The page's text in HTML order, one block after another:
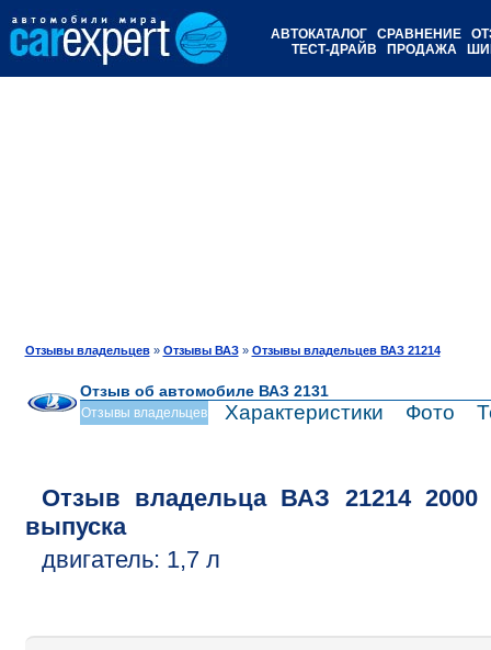
АВТОКАТАЛОГ СРАВНЕНИЕ
ТЕСТ-ДРАЙВ
ПРОДАЖА
Отзывы владельцев» Отзывы ВАЗ» Отзывы владельцев ВАЗ 21214
Отзыв об автомобиле ВАЗ 2131
Отзывы владельцев Характеристики Фото
Отзыв владельца ВАЗ 21214 2000
выпуска
двигатель: 1,7 л